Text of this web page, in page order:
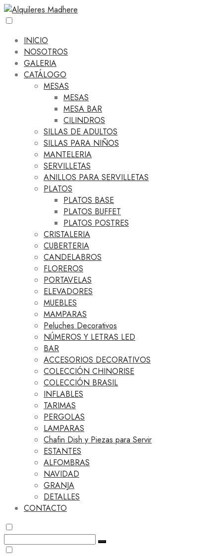
INICIO
NOSOTROS
GALERIA
CATÁLOGO
MESAS
MESAS
MESA BAR
CILINDROS
SILLAS DE ADULTOS
SILLAS PARA NIÑOS
MANTELERIA
SERVILLETAS
ANILLOS PARA SERVILLETAS
PLATOS
PLATOS BASE
PLATOS BUFFET
PLATOS POSTRES
CRISTALERIA
CUBERTERIA
CANDELABROS
FLOREROS
PORTAVELAS
ELEVADORES
MUEBLES
MAMPARAS
Peluches Decorativos
NÚMEROS Y LETRAS LED
BAR
ACCESORIOS DECORATIVOS
COLECCIÓN CHINORISE
COLECCIÓN BRASIL
INFLABLES
TARIMAS
PERGOLAS
LAMPARAS
Chafin Dish y Piezas para Servir
ESTANTES
ALFOMBRAS
NAVIDAD
GRANJA
DETALLES
CONTACTO